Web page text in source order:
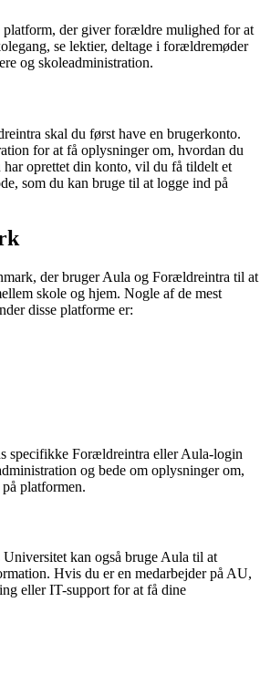
der giver forældre mulighed for at
se lektier, deltage i forældremøder
og skoleadministration.
skal du først have en brugerkonto.
for at få oplysninger om, hvordan du
oprettet din konto, vil du få tildelt et
som du kan bruge til at logge ind på
der bruger Aula og Forældreintra til at
skole og hjem. Nogle af de mest
disse platforme er:
specifikke Forældreintra eller Aula-login
og bede om oplysninger om,
platformen.
kan også bruge Aula til at
Hvis du er en medarbejder på AU,
eller IT-support for at få dine